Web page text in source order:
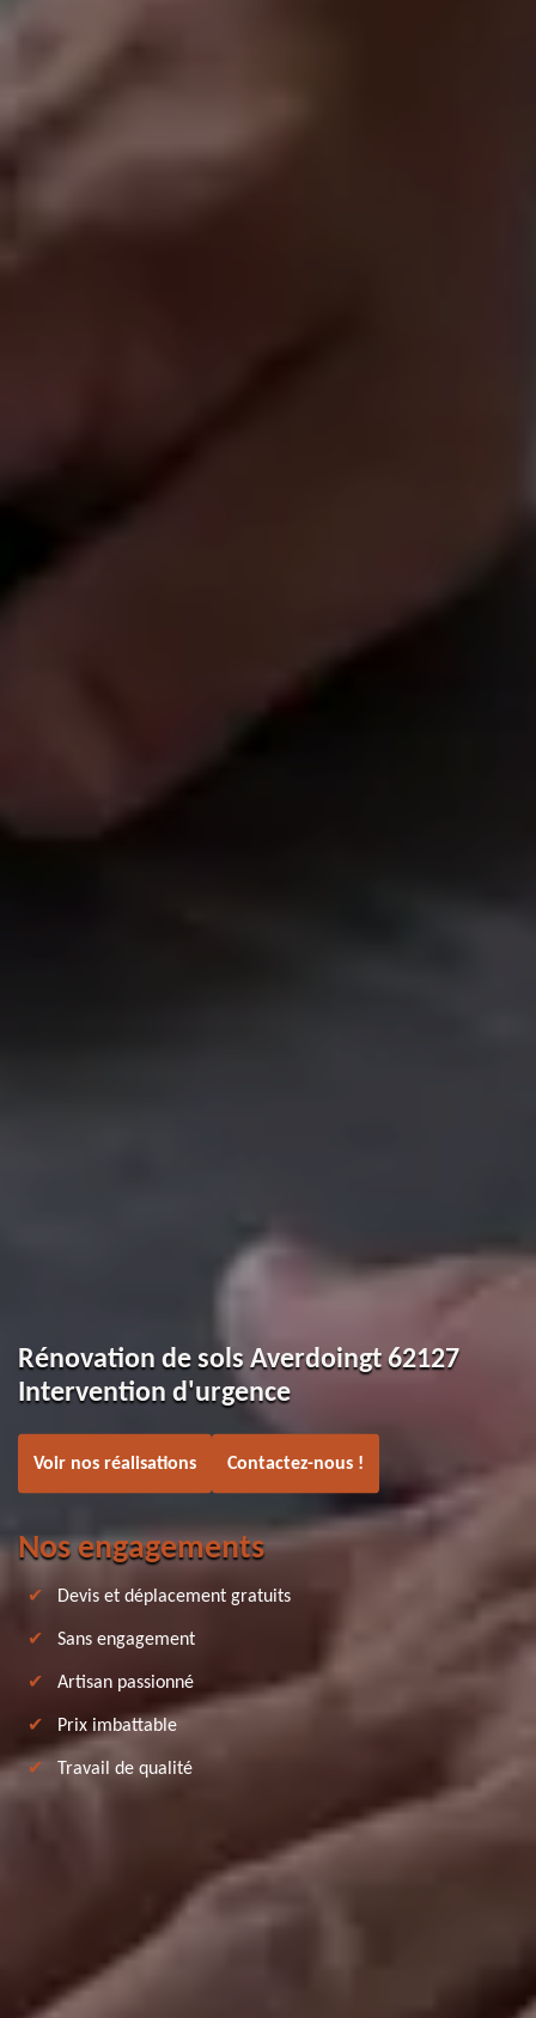
Rénovation de sols Averdoingt 62127
Intervention d'urgence
Voir nos réalisations Contactez-nous !
Nos engagements
Devis et déplacement gratuits
Sans engagement
Artisan passionné
Prix imbattable
Travail de qualité